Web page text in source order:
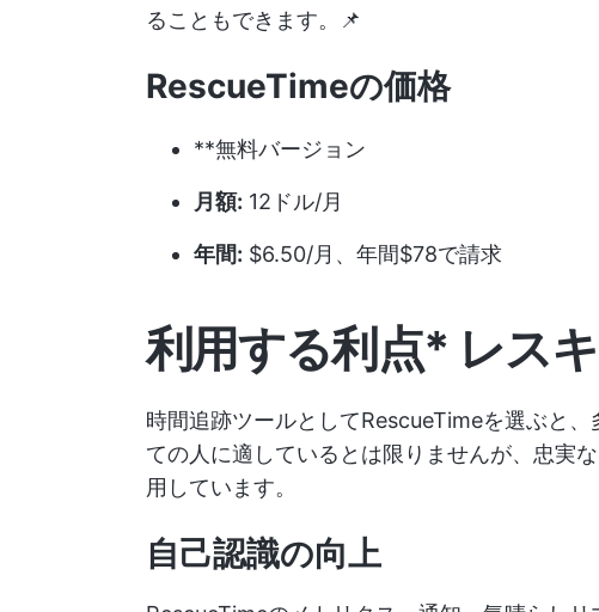
ることもできます。📌
RescueTimeの価格
**無料バージョン
月額: 12ドル/月
年間: $6.50/月、年間$78で請求
利用する利点* レス
時間追跡ツールとしてRescueTimeを選ぶと
ての人に適しているとは限りませんが、忠実
用しています。
自己認識の向上